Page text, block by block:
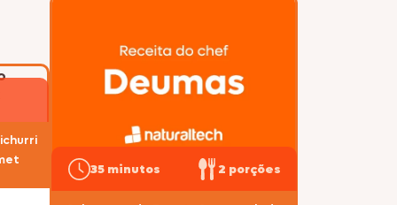
35 minutos 2 porções